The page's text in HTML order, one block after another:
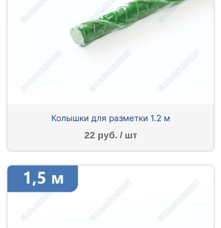
Колышки для разметки 1.2 м
22 руб. / шт